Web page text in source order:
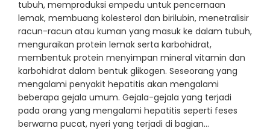
tubuh, memproduksi empedu untuk pencernaan
lemak, membuang kolesterol dan birilubin, menetralisir
racun-racun atau kuman yang masuk ke dalam tubuh,
menguraikan protein lemak serta karbohidrat,
membentuk protein menyimpan mineral vitamin dan
karbohidrat dalam bentuk glikogen. Seseorang yang
mengalami penyakit hepatitis akan mengalami
beberapa gejala umum. Gejala-gejala yang terjadi
pada orang yang mengalami hepatitis seperti feses
berwarna pucat, nyeri yang terjadi di bagian…